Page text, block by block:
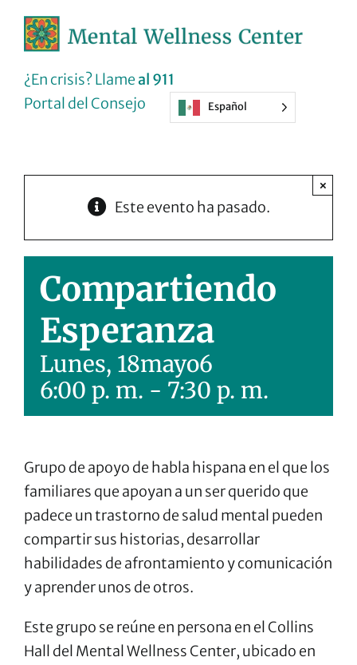
¿En crisis? Llameal 911
Portal del Consejo
Español
Este evento ha pasado.
×
Compartiendo
Esperanza
Lunes, 18mayo6
6:00 p. m. - 7:30 p. m.
Grupo de apoyo de habla hispana en el que los
familiares que apoyan a un ser querido que
padece un trastorno de salud mental pueden
compartir sus historias, desarrollar
habilidades de afrontamiento y comunicación
y aprender unos de otros.
Este grupo se reúne en persona en el Collins
Hall del Mental Wellness Center, ubicado en